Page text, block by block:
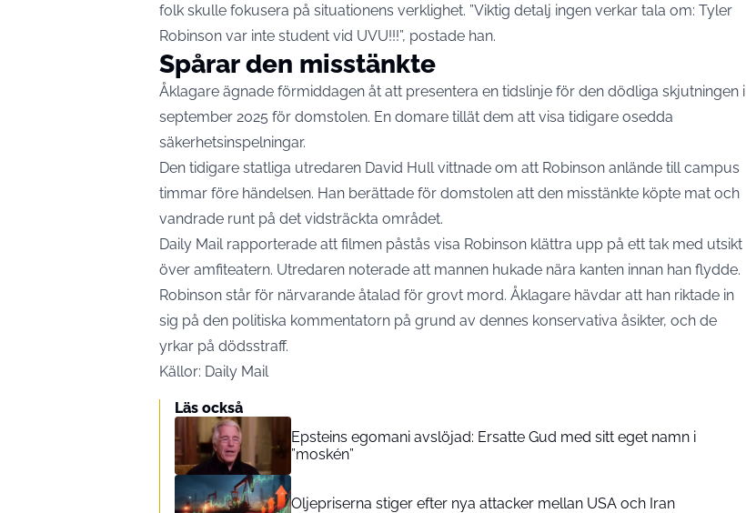
folk skulle fokusera på situationens verklighet. ”Viktig detalj ingen verkar tala om: Tyler
Robinson var inte student vid UVU!!!”, postade han.
Spårar den misstänkte
Åklagare ägnade förmiddagen åt att presentera en tidslinje för den dödliga skjutningen i
september 2025 för domstolen. En domare tillät dem att visa tidigare osedda
säkerhetsinspelningar.
Den tidigare statliga utredaren David Hull vittnade om att Robinson anlände till campus
timmar före händelsen. Han berättade för domstolen att den misstänkte köpte mat och
vandrade runt på det vidsträckta området.
Daily Mail rapporterade att filmen påstås visa Robinson klättra upp på ett tak med utsikt
över amfiteatern. Utredaren noterade att mannen hukade nära kanten innan han flydde.
Robinson står för närvarande åtalad för grovt mord. Åklagare hävdar att han riktade in
sig på den politiska kommentatorn på grund av dennes konservativa åsikter, och de
yrkar på dödsstraff.
Källor: Daily Mail
Läs också
Epsteins egomani avslöjad: Ersatte Gud med sitt eget namn i
”moskén”
Oljepriserna stiger efter nya attacker mellan USA och Iran